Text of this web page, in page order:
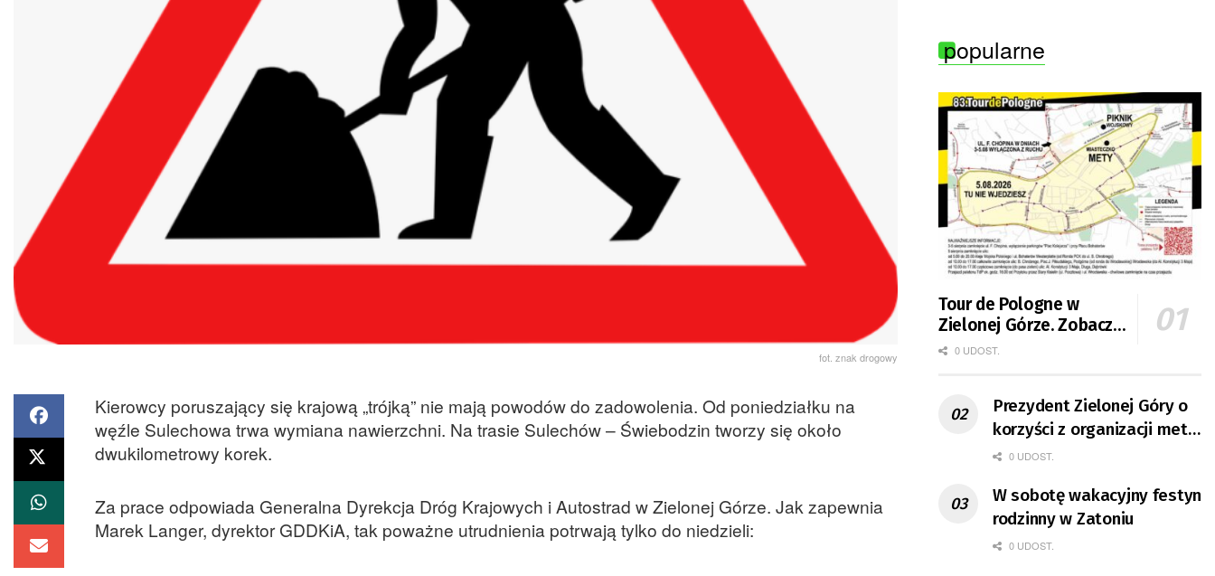
fot. znak drogowy
Kierowcy poruszający się krajową „trójką” nie mają powodów do zadowolenia. Od poniedziałku na
węźle Sulechowa trwa wymiana nawierzchni. Na trasie Sulechów – Świebodzin tworzy się około
dwukilometrowy korek.
Za prace odpowiada Generalna Dyrekcja Dróg Krajowych i Autostrad w Zielonej Górze. Jak zapewnia
Marek Langer, dyrektor GDDKiA, tak poważne utrudnienia potrwają tylko do niedzieli:
popularne
Tour de Pologne w
Zielonej Górze. Zobacz
zmiany w organizacji
0 UDOST.
Prezydent Zielonej Góry o
korzyści z organizacji mety
Tour de Pologne
0 UDOST.
W sobotę wakacyjny festyn
rodzinny w Zatoniu
0 UDOST.